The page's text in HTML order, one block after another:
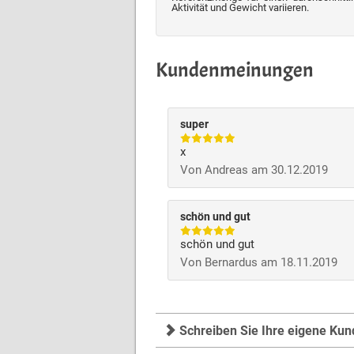
Aktivität und Gewicht variieren.
Kundenmeinungen
super
x
Von Andreas am 30.12.2019
schön und gut
schön und gut
Von Bernardus am 18.11.2019
Schreiben Sie Ihre eigene